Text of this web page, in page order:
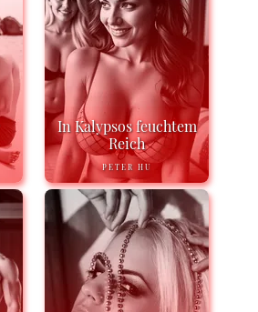
In Kalypsos feuchtem
Reich
PETER HU